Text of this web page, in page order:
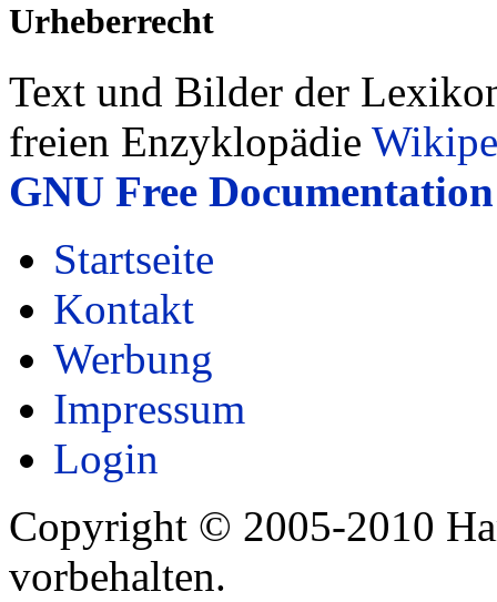
Urheberrecht
Text und Bilder der
freien Enzyklopädie
GNU Free
Startseite
Kontakt
Werbung
Impressum
Login
Copyright © 2005-2010
vorbehalten.